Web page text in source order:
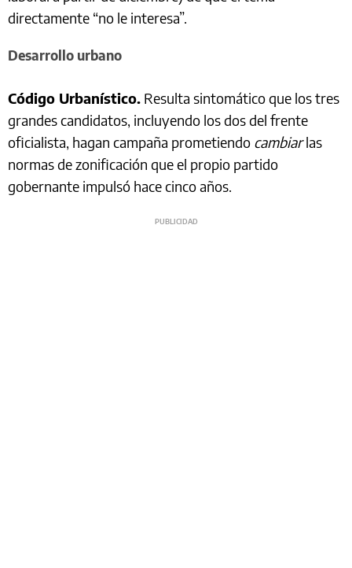
directamente “no le interesa”.
Desarrollo urbano
Código Urbanístico. Resulta sintomático que los tres
grandes candidatos, incluyendo los dos del frente
oficialista, hagan campaña prometiendo cambiarlas
normas de zonificación que el propio partido
gobernante impulsó hace cinco años.